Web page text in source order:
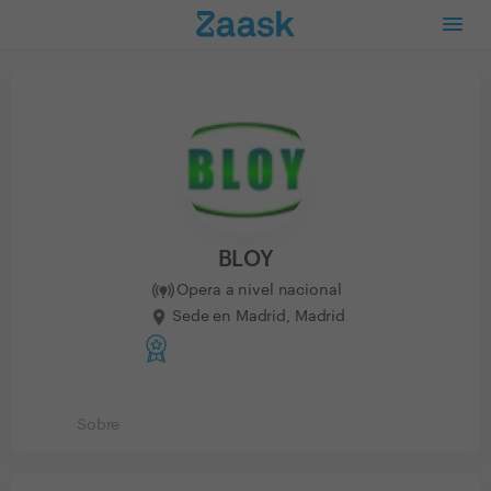
BLOY
Opera a nivel nacional
Sede en Madrid, Madrid
Sobre